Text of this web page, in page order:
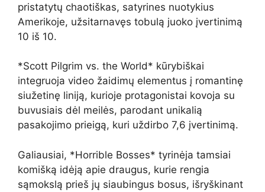
pristatytų chaotiškas, satyrines nuotykius
Amerikoje, užsitarnavęs tobulą juoko įvertinimą
10 iš 10.
*Scott Pilgrim vs. the World* kūrybiškai
integruoja video žaidimų elementus į romantinę
siužetinę liniją, kurioje protagonistai kovoja su
buvusiais dėl meilės, parodant unikalią
pasakojimo prieigą, kuri uždirbo 7,6 įvertinimą.
Galiausiai, *Horrible Bosses* tyrinėja tamsiai
komišką idėją apie draugus, kurie rengia
sąmokslą prieš jų siaubingus bosus, išryškinant